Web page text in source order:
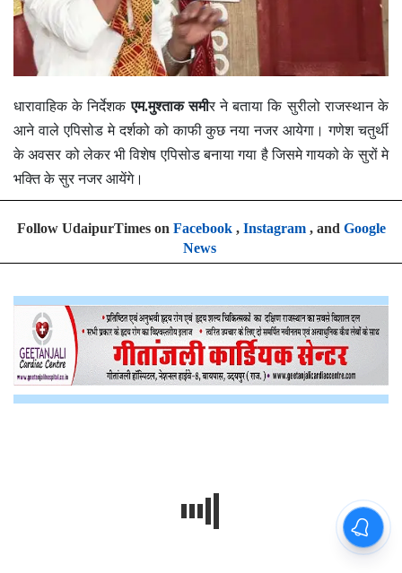
धारावाहिक के निर्देशकएम.मुश्ताक समीर ने बताया कि सुरीलो राजस्थान के
आने वाले एपिसोड मे दर्शको को काफी कुछ नया नजर आयेगा। गणेश चतुर्थी
के अवसर को लेकर भी विशेष एपिसोड बनाया गया है जिसमे गायको के सुरों मे
भक्ति के सुर नजर आयेंगे।
Follow UdaipurTimes on Facebook, Instagram, and Google
News